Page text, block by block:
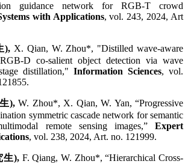
guidance network for RGB-T crowd
with Applications, vol. 243, 2024, Art
), X. Qian, W. Zhou*, "Distilled wave-aware
D co-salient object detection via wave
distillation," Information Sciences, vol.
), W. Zhou*, X. Qian, W. Yan, “Progressive
symmetric cascade network for semantic
remote sensing images,” Expert
, vol. 238, 2024, Art. no. 121999.
生),F. Qiang, W. Zhou*, “Hierarchical Cross-